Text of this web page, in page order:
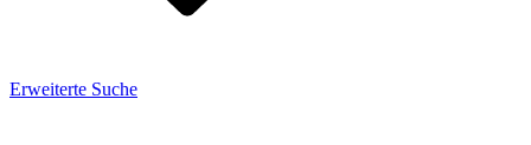
Erweiterte Suche